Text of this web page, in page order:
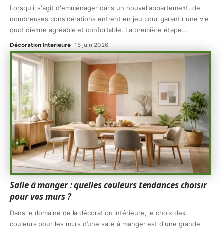
Lorsqu'il s'agit d'emménager dans un nouvel appartement, de
nombreuses considérations entrent en jeu pour garantir une vie
quotidienne agréable et confortable. La première étape…
Décoration Interieure 15 juin 2026
Salle à manger : quelles couleurs tendances choisir
pour vos murs ?
Dans le domaine de la décoration intérieure, le choix des
couleurs pour les murs d’une salle à manger est d'une grande